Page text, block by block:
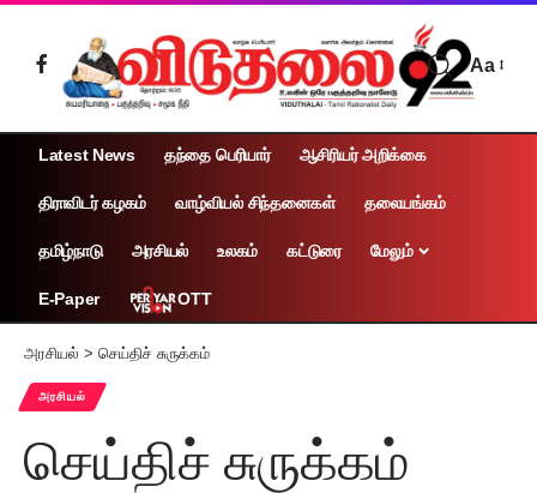
Aa
Latest News தந்தை பெரியார் ஆசிரியர் அறிக்கை
திராவிடர் கழகம் வாழ்வியல் சிந்தனைகள் தலையங்கம்
தமிழ்நாடு அரசியல் உலகம் கட்டுரை மேலும்
E-Paper OTT
அரசியல் > செய்திச் சுருக்கம்
அரசியல்
செய்திச் சுருக்கம்